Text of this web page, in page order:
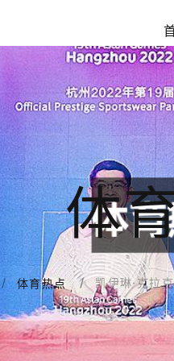
体
体育热点 凯伊琳·克拉